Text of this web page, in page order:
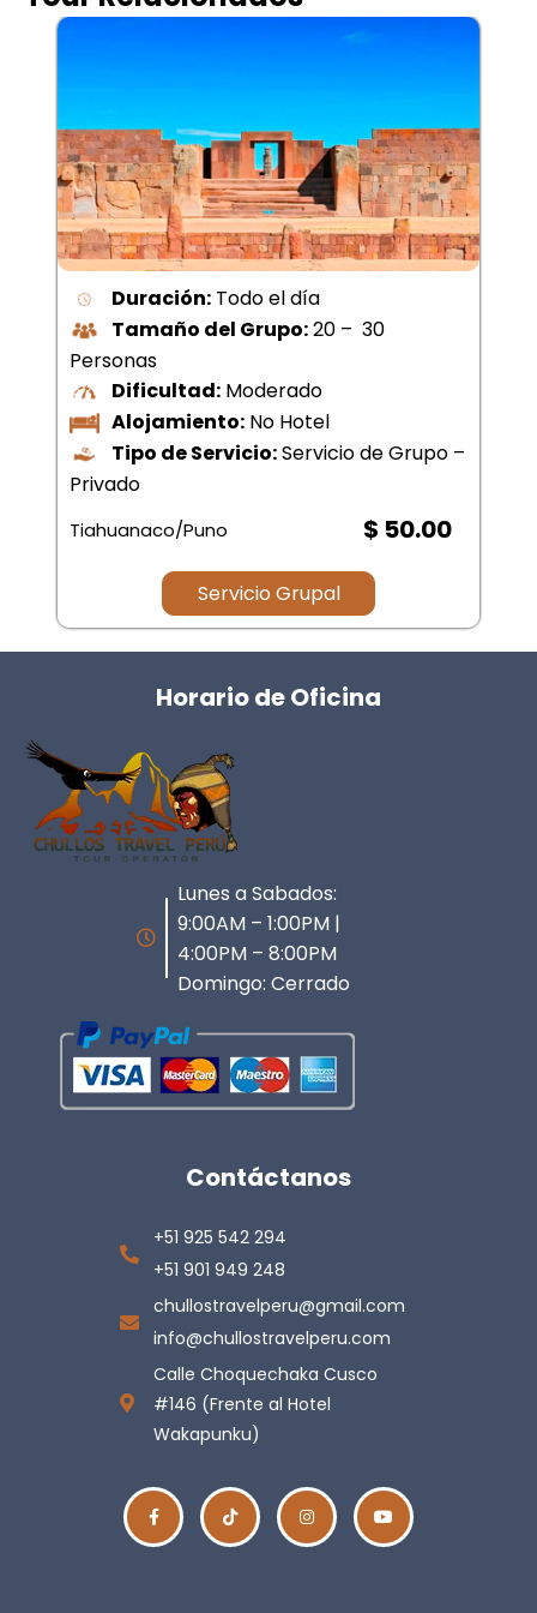
Duración:Todo el día
Tamaño del Grupo:20 – 30
Personas
Dificultad:Moderado
Alojamiento:No Hotel
Tipo de Servicio:Servicio de Grupo –
Privado
Tiahuanaco/Puno $ 50.00
Servicio Grupal
Horario de Oficina
Lunes a Sabados:
9:00AM – 1:00PM |
4:00PM – 8:00PM
Domingo: Cerrado
Contáctanos
+51 925 542 294
+51 901 949 248
chullostravelperu@gmail.com
info@chullostravelperu.com
Calle Choquechaka Cusco
#146 (Frente al Hotel
Wakapunku)